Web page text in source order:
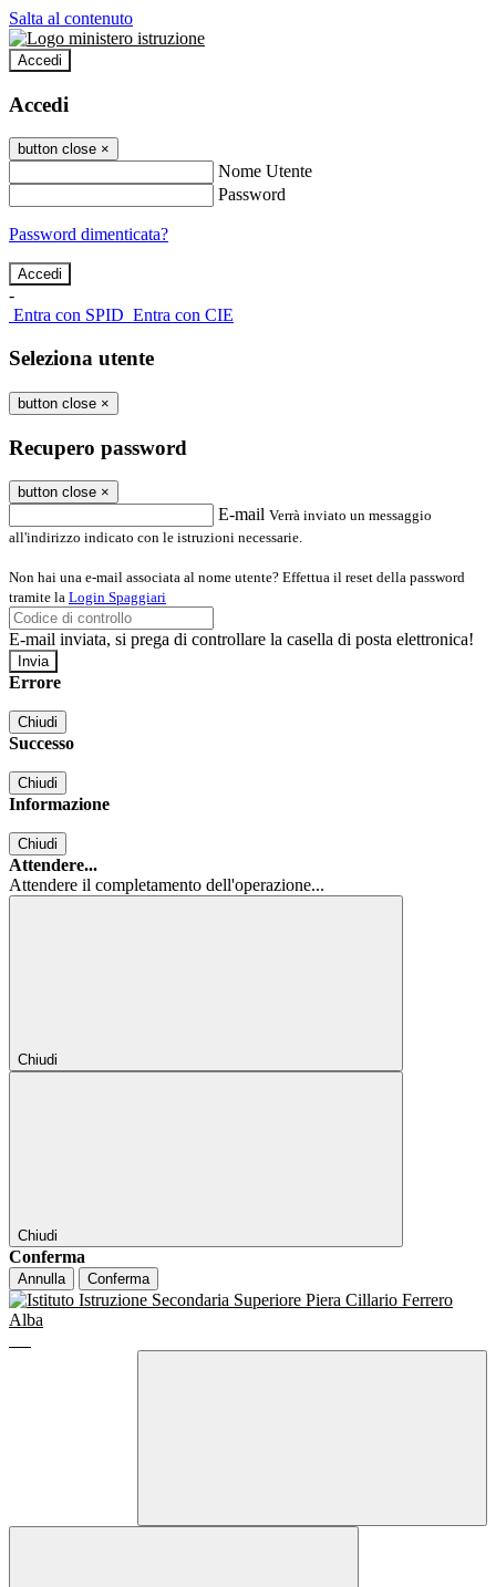
Salta al contenuto
Accedi
Accedi
button close ×
Nome Utente
Password
Password dimenticata?
-
Entra con SPID Entra con CIE
Seleziona utente
button close ×
Recupero password
button close ×
E-mail Verrà inviato un messaggio
all'indirizzo indicato con le istruzioni necessarie.
Non hai una e-mail associata al nome utente? Effettua il reset della password
tramite la Login Spaggiari
E-mail inviata, si prega di controllare la casella di posta elettronica!
Errore
Chiudi
Successo
Chiudi
Informazione
Chiudi
Attendere...
Attendere il completamento dell'operazione...
Chiudi
Chiudi
Conferma
Annulla Conferma